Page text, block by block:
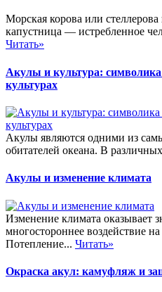
Морская корова или
капустница — истребленное
Читать»
Акулы и культура:
культурах
Акулы являются одними из
обитателей океана. В
Акулы и изменение климата
Изменение климата оказывает
многостороннее воздействие
Потепление... Читать»
Окраска акул: камуфляж и